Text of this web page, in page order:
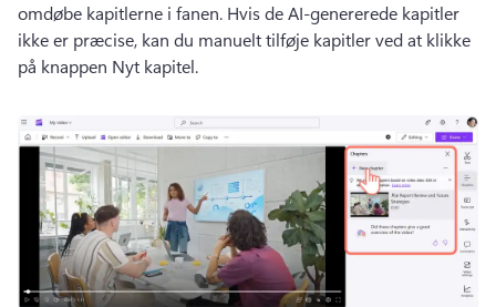
omdøbe kapitlerne i fanen. Hvis de AI-genererede kapitler
ikke er præcise, kan du manuelt tilføje kapitler ved at klikke
på knappen Nyt kapitel.